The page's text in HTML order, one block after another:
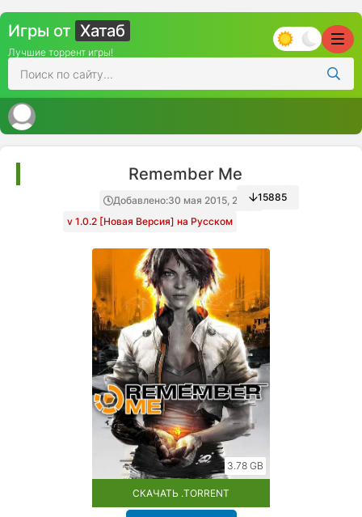
Игры от Хатаб
Лучшие торрент игры!
Remember Me
Добавлено:30 мая 2015, 23:49
v 1.0.2 [Новая Версия] на Русском
15885
3.78 GB
СКАЧАТЬ .TORRENT